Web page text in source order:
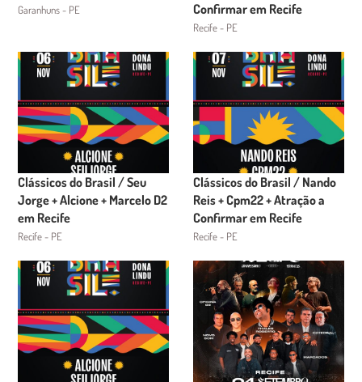
Garanhuns - PE
Confirmar em Recife
Recife - PE
Clássicos do Brasil / Seu
Jorge + Alcione + Marcelo D2
em Recife
Recife - PE
Clássicos do Brasil / Nando
Reis + Cpm22 + Atração a
Confirmar em Recife
Recife - PE